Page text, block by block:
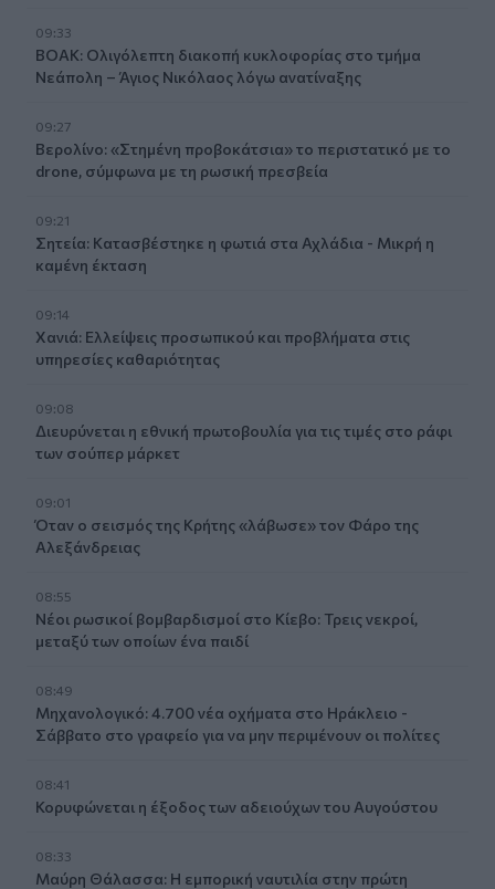
09:33
ΒΟΑΚ: Ολιγόλεπτη διακοπή κυκλοφορίας στο τμήμα
Νεάπολη – Άγιος Νικόλαος λόγω ανατίναξης
09:27
Βερολίνο: «Στημένη προβοκάτσια» το περιστατικό με το
drone, σύμφωνα με τη ρωσική πρεσβεία
09:21
Σητεία: Κατασβέστηκε η φωτιά στα Αχλάδια - Μικρή η
καμένη έκταση
09:14
Χανιά: Ελλείψεις προσωπικού και προβλήματα στις
υπηρεσίες καθαριότητας
09:08
Διευρύνεται η εθνική πρωτοβουλία για τις τιμές στο ράφι
των σούπερ μάρκετ
09:01
Όταν ο σεισμός της Κρήτης «λάβωσε» τον Φάρο της
Αλεξάνδρειας
08:55
Νέοι ρωσικοί βομβαρδισμοί στο Κίεβο: Τρεις νεκροί,
μεταξύ των οποίων ένα παιδί
08:49
Μηχανολογικό: 4.700 νέα οχήματα στο Ηράκλειο -
Σάββατο στο γραφείο για να μην περιμένουν οι πολίτες
08:41
Κορυφώνεται η έξοδος των αδειούχων του Αυγούστου
08:33
Μαύρη Θάλασσα: Η εμπορική ναυτιλία στην πρώτη